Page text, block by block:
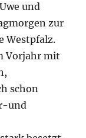
und
zur
Westpfalz.
Vorjahr mit
schon
und